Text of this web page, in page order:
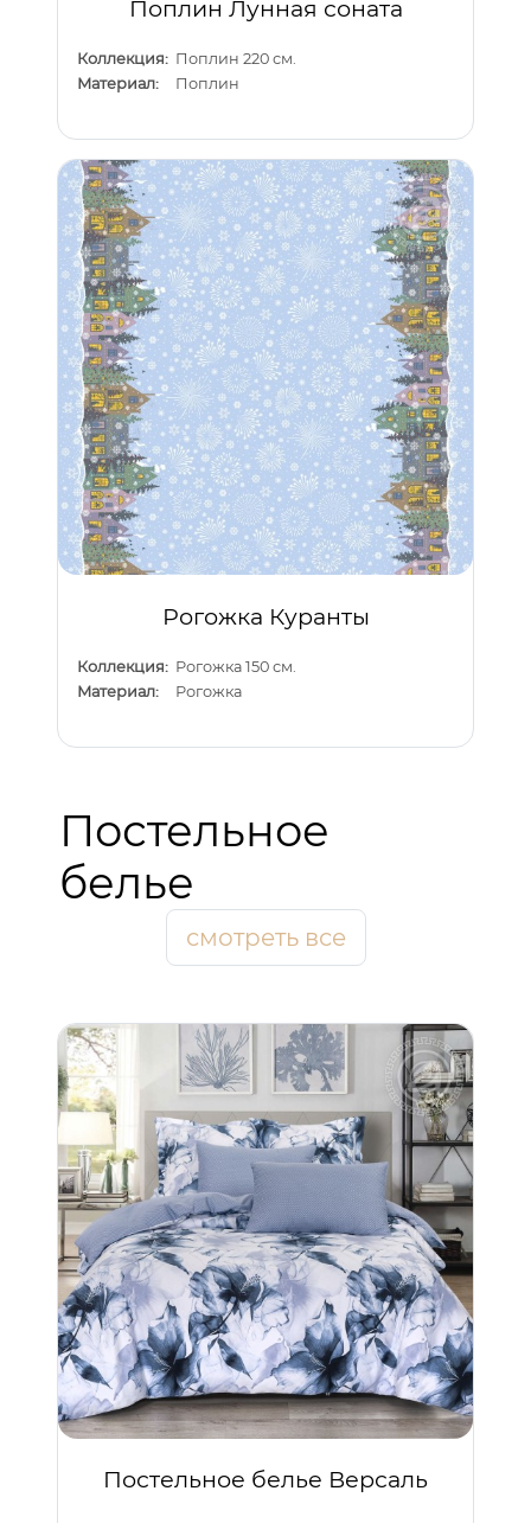
Поплин Лунная соната
Коллекция: Поплин 220 см.
Материал:
Поплин
Рогожка Куранты
Коллекция: Рогожка 150 см.
Материал:
Рогожка
Постельное
белье
смотреть все
Постельное белье Версаль